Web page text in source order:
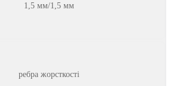
1,5 мм/1,5 мм
ребра жорсткості